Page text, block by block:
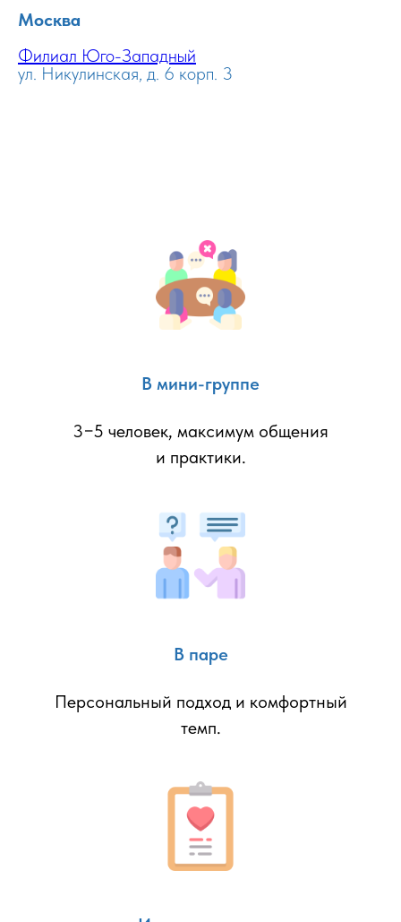
Москва
Филиал Юго-Западный
ул. Никулинская, д. 6 корп. 3
В мини-группе
3−5 человек, максимум общения
и практики.
В паре
Персональный подход и комфортный
темп.